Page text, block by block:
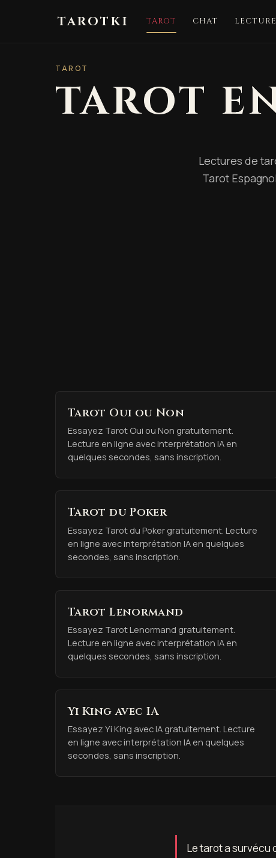
TAROTKI TAROT CHAT
TAROT
TAROT
Lectures de
Tarot
Tarot Oui ou Non
Essayez Tarot Oui ou Non gratuitement.
Lecture en ligne avec interprétation IA en
quelques secondes, sans inscription.
Tarot du Poker
Essayez Tarot du Poker gratuitement. Lecture
en ligne avec interprétation IA en quelques
secondes, sans inscription.
Tarot Lenormand
Essayez Tarot Lenormand gratuitement.
Lecture en ligne avec interprétation IA en
quelques secondes, sans inscription.
Yi King avec IA
Essayez Yi King avec IA gratuitement. Lecture
en ligne avec interprétation IA en quelques
secondes, sans inscription.
Le tarot a survécu